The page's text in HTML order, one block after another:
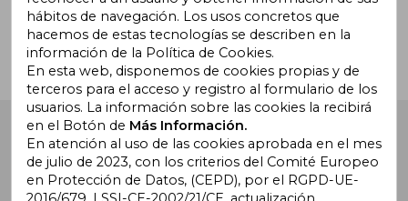
Ir a Centro de Soporte
Buscalibre España. Calle Energía, 65, Nave 3 (08940),
Cornellà de Llobregat, Barcelona. Derechos Reservados.
hábitos de navegación. Los usos concretos que
hacemos de estas tecnologías se describen en la
información de la Política de Cookies.
En esta web, disponemos de cookies propias y de
terceros para el acceso y registro al formulario de los
usuarios. La información sobre las cookies la recibirá
en el Botón de Más Información.
En atención al uso de las cookies aprobada en el mes
de julio de 2023, con los criterios del Comité Europeo
en Protección de Datos, (CEPD), por el RGPD-UE-